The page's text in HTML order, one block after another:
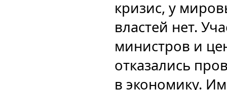
кризис, у
властей нет.
министров и
отказались
в экономику.